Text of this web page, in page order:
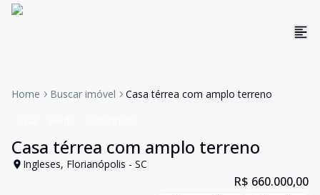
Home Buscar imóvel Casa térrea com amplo terreno
Casa térrea com amplo terreno
Ingleses, Florianópolis - SC
R$ 660.000,00